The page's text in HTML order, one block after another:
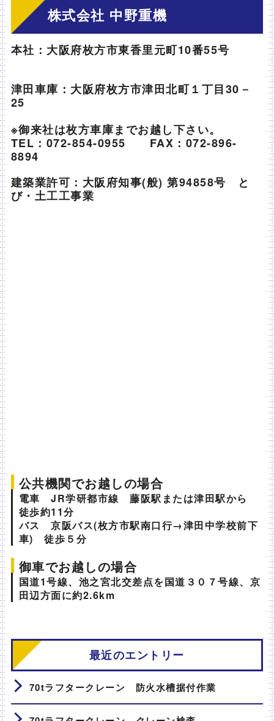
株式会社 中野重機
本社：大阪府枚方市東香里元町10番55号
津田車庫：大阪府枚方市津田北町１丁目30－
25
※御来社は枚方車庫までお越し下さい。
TEL：072-854-0955 FAX：072-896-
8894
建築業許可：大阪府知事(般) 第94858号 と
び・土工工事業
公共機関でお越しの場合
電車 JR学研都市線 藤阪駅または津田駅から
徒歩約11分
バス 京阪バス(枚方市駅南口行→津田中学校前下
車) 徒歩５分
御車でお越しの場合
国道1号線、池之宮北交差点を国道３０７号線、京
田辺方面に約2.6km
最近のエントリー
70tラフタークレーン 防火水槽据付作業